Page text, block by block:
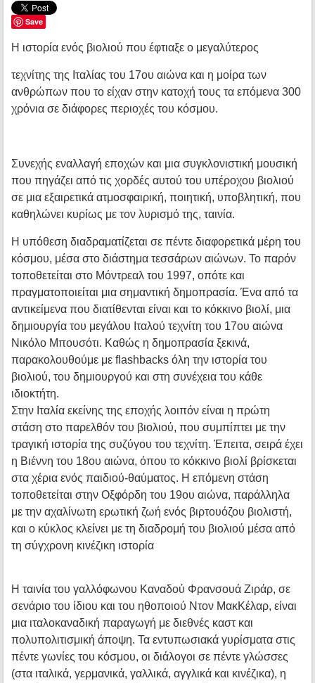
Save
Η ιστορία ενός βιολιού που έφτιαξε ο μεγαλύτερος
τεχνίτης της Ιταλίας του 17ου αιώνα και η μοίρα των
ανθρώπων που το είχαν στην κατοχή τους τα επόμενα 300
χρόνια σε διάφορες περιοχές του κόσμου.
Συνεχής εναλλαγή εποχών και μια συγκλονιστική μουσική
που πηγάζει από τις χορδές αυτού του υπέροχου βιολιού
σε μια εξαιρετικά ατμοσφαιρική, ποιητική, υποβλητική, που
καθηλώνει κυρίως με τον λυρισμό της, ταινία.
Η υπόθεση διαδραματίζεται σε πέντε διαφορετικά μέρη του
κόσμου, μέσα στο διάστημα τεσσάρων αιώνων. Το παρόν
τοποθετείται στο Μόντρεαλ του 1997, οπότε και
πραγματοποιείται μια σημαντική δημοπρασία. Ένα από τα
αντικείμενα που διατίθενται είναι και το κόκκινο βιολί, μια
δημιουργία του μεγάλου Ιταλού τεχνίτη του 17ου αιώνα
Νικόλο Μπουσότι. Καθώς η δημοπρασία ξεκινά,
παρακολουθούμε με flashbacks όλη την ιστορία του
βιολιού, του δημιουργού και στη συνέχεια του κάθε
ιδιοκτήτη.
Στην Ιταλία εκείνης της εποχής λοιπόν είναι η πρώτη
στάση στο παρελθόν του βιολιού, που συμπίπτει με την
τραγική ιστορία της συζύγου του τεχνίτη. Έπειτα, σειρά έχει
η Βιέννη του 18ου αιώνα, όπου το κόκκινο βιολί βρίσκεται
στα χέρια ενός παιδιού-θαύματος. Η επόμενη στάση
τοποθετείται στην Οξφόρδη του 19ου αιώνα, παράλληλα
με την αχαλίνωτη ερωτική ζωή ενός βιρτουόζου βιολιστή,
και ο κύκλος κλείνει με τη διαδρομή του βιολιού μέσα από
τη σύγχρονη κινέζικη ιστορία
Η ταινία του γαλλόφωνου Καναδού Φρανσουά Ζιράρ, σε
σενάριο του ίδιου και του ηθοποιού Ντον ΜακΚέλαρ, είναι
μια ιταλοκαναδική παραγωγή με διεθνές καστ και
πολυπολιτισμική άποψη. Τα εντυπωσιακά γυρίσματα στις
πέντε γωνίες του κόσμου, οι διάλογοι σε πέντε γλώσσες
(στα ιταλικά, γερμανικά, γαλλικά, αγγλικά και κινέζικα), η